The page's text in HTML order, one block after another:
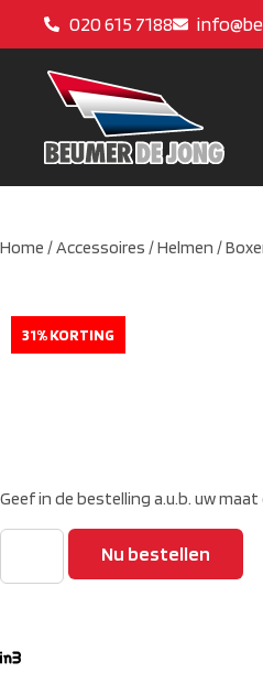
020 615 7188
Home /Accessoires /Helmen /
31% KORTING
Geef in de bestelling a.u.b. uw maat
Nu bestellen